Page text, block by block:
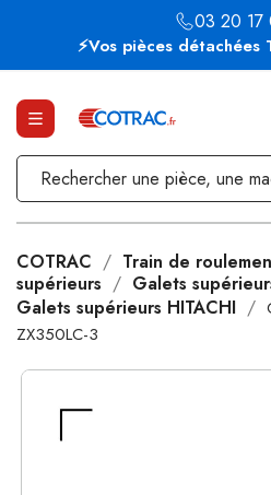
⚡Vos pièces
03 20 17
COTRAC Train de
supérieurs
Galets
Galets supérieurs HITACHI
ZX350LC-3